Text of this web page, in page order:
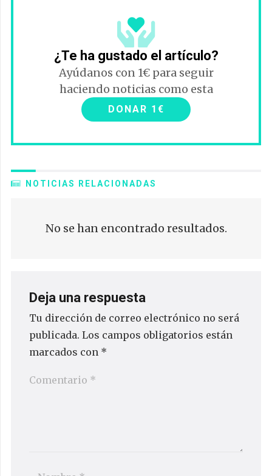
¿Te ha gustado el artículo?
Ayúdanos con 1€ para seguir
haciendo noticias como esta
DONAR 1€
NOTICIAS RELACIONADAS
No se han encontrado resultados.
Deja una respuesta
Tu dirección de correo electrónico no será
publicada. Los campos obligatorios están
marcados con *